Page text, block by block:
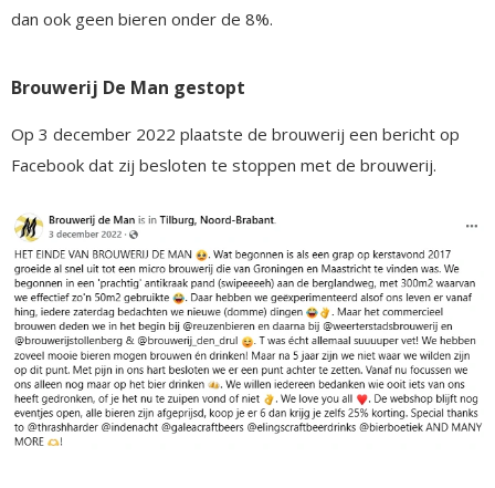
dan ook geen bieren onder de 8%.
Brouwerij De Man gestopt
Op 3 december 2022 plaatste de brouwerij een bericht op
Facebook dat zij besloten te stoppen met de brouwerij.